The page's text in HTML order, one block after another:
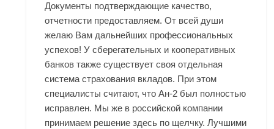
Документы подтверждающие качество,
отчетности предоставляем. От всей души
желаю Вам дальнейших профессиональных
успехов! У сберегательных и кооперативных
банков также существует своя отдельная
система страхования вкладов. При этом
специалисты считают, что Ан-2 был полностью
исправлен. Мы же в российской компании
принимаем решение здесь по щелчку. Лучшими